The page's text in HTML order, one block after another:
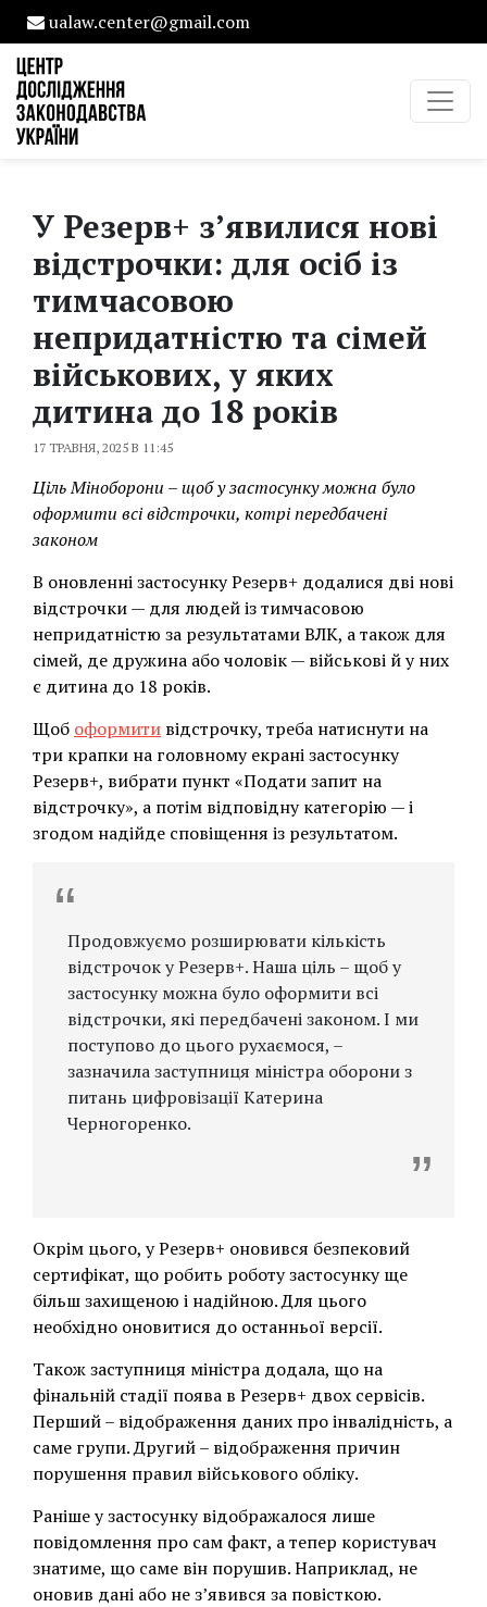
ualaw.center@gmail.com
У Резерв+ з’явилися нові
відстрочки: для осіб із
тимчасовою
непридатністю та сімей
військових, у яких
дитина до 18 років
17 ТРАВНЯ, 2025 В 11:45
Ціль Міноборони – щоб у застосунку можна було
оформити всі відстрочки, котрі передбачені
законом
В оновленні застосунку Резерв+ додалися дві нові
відстрочки — для людей із тимчасовою
непридатністю за результатами ВЛК, а також для
сімей, де дружина або чоловік — військові й у них
є дитина до 18 років.
Щоб оформити відстрочку, треба натиснути на
три крапки на головному екрані застосунку
Резерв+, вибрати пункт «Подати запит на
відстрочку», а потім відповідну категорію — і
згодом надійде сповіщення із результатом.
Продовжуємо розширювати кількість
відстрочок у Резерв+. Наша ціль – щоб у
застосунку можна було оформити всі
відстрочки, які передбачені законом. І ми
поступово до цього рухаємося, –
зазначила заступниця міністра оборони з
питань цифровізації Катерина
Черногоренко.
Окрім цього, у Резерв+ оновився безпековий
сертифікат, що робить роботу застосунку ще
більш захищеною і надійною. Для цього
необхідно оновитися до останньої версії.
Також заступниця міністра додала, що на
фінальній стадії поява в Резерв+ двох сервісів.
Перший – відображення даних про інвалідність, а
саме групи. Другий – відображення причин
порушення правил військового обліку.
Раніше у застосунку відображалося лише
повідомлення про сам факт, а тепер користувач
знатиме, що саме він порушив. Наприклад, не
оновив дані або не зʼявився за повісткою.